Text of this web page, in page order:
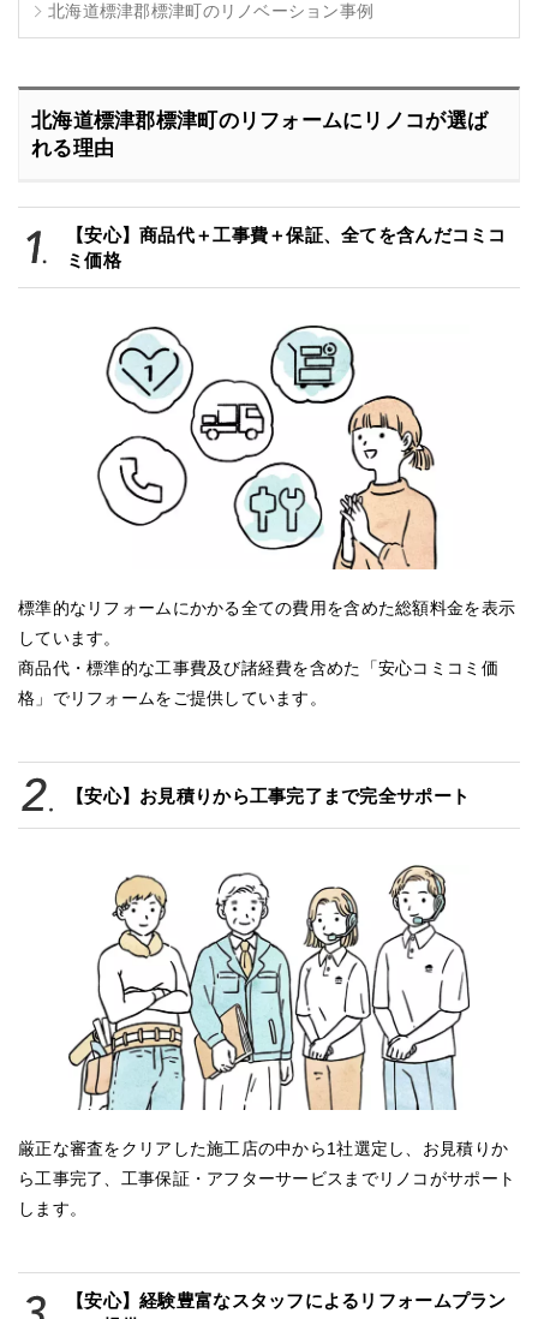
北海道標津郡標津町のリノベーション事例
北海道標津郡標津町のリフォームにリノコが選ば
れる理由
【安心】商品代＋工事費＋保証、全てを含んだコミコ
ミ価格
標準的なリフォームにかかる全ての費用を含めた総額料金を表示
しています。
商品代・標準的な工事費及び諸経費を含めた「安心コミコミ価
格」でリフォームをご提供しています。
【安心】お見積りから工事完了まで完全サポート
厳正な審査をクリアした施工店の中から1社選定し、お見積りか
ら工事完了、工事保証・アフターサービスまでリノコがサポート
します。
【安心】経験豊富なスタッフによるリフォームプラン